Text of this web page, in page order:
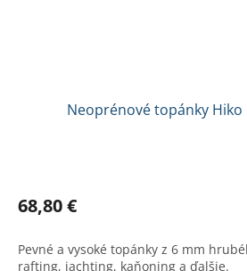
Neoprénové topánky Hiko
produktu
z
68,80 €
Pevné a vysoké topánky z 6 mm
rafting, jachting, kaňoning a ďalšie.